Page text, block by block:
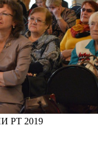
РТ 2019